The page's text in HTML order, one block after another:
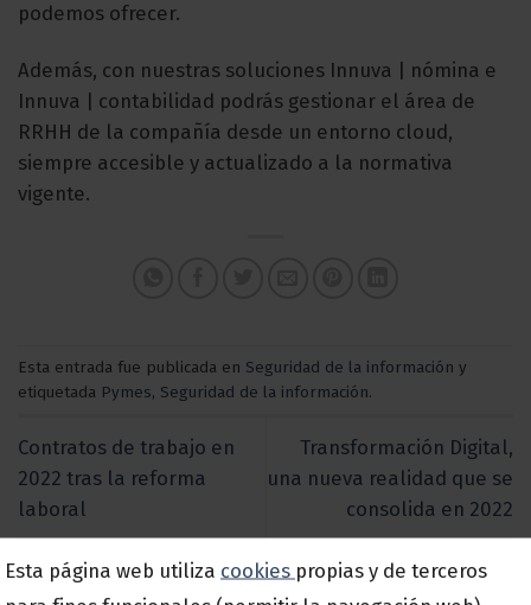
podemos ofrecer.
Además, con nuestras soluciones Innuva | nómina e
Innuva | contabilidad podrás gestionar el área de
RRHH de la compañía desde un entorno cloud,
siempre accesible y actualizado a la normativa
vigente.
Esta entrada fue publicada en Seguridad de la información y
etiquetada Pymes, Seguridad de la información.
Contratos de trabajo en
2022 tras la reforma
laboral
Transformación Digital,
una nueva realidad que se
consolida en 2022
Esta página web utiliza cookies propias y de terceros